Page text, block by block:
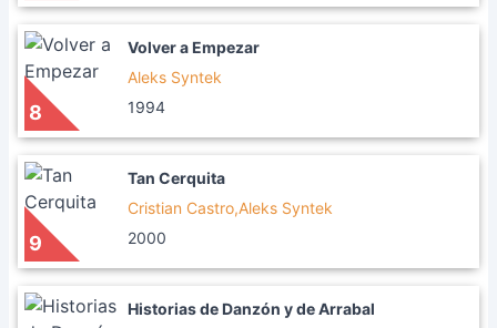
8
Volver a Empezar
Aleks Syntek
1994
9
Tan Cerquita
Cristian Castro,Aleks Syntek
2000
Historias de Danzón y de Arrabal